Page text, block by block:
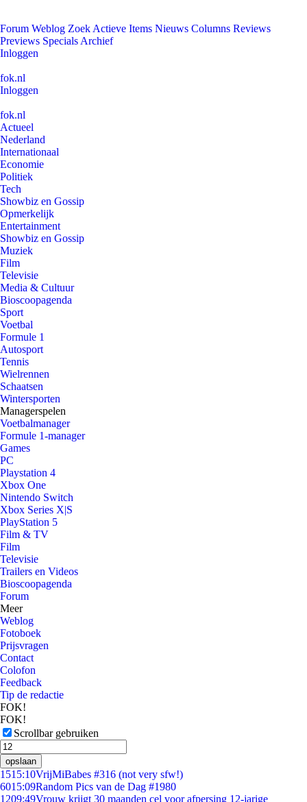
Forum Weblog Zoek Actieve Items Nieuws Columns Reviews
Previews Specials Archief
Inloggen
fok.nl
Inloggen
fok.nl
Actueel
Nederland
Internationaal
Economie
Politiek
Tech
Showbiz en Gossip
Opmerkelijk
Entertainment
Showbiz en Gossip
Muziek
Film
Televisie
Media & Cultuur
Bioscoopagenda
Sport
Voetbal
Formule 1
Autosport
Tennis
Wielrennen
Schaatsen
Wintersporten
Managerspelen
Voetbalmanager
Formule 1-manager
Games
PC
Playstation 4
Xbox One
Nintendo Switch
Xbox Series X|S
PlayStation 5
Film & TV
Film
Televisie
Trailers en Videos
Bioscoopagenda
Forum
Meer
Weblog
Fotoboek
Prijsvragen
Contact
Colofon
Feedback
Tip de redactie
FOK!
FOK!
Scrollbar gebruiken
opslaan
1515:10VrijMiBabes #316 (not very sfw!)
6015:09Random Pics van de Dag #1980
1209:49Vrouw krijgt 30 maanden cel voor afpersing 12-jarige